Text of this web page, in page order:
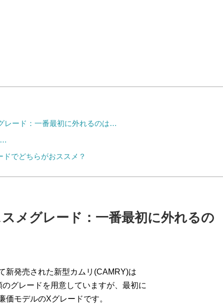
レード：一番最初に外れるのは…
…
でどちらがおススメ？
メグレード：一番最初に外れるの
新発売された新型カムリ(CAMRY)は
グレードを用意していますが、最初に
価モデルのXグレードです。